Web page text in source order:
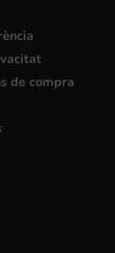
de compra